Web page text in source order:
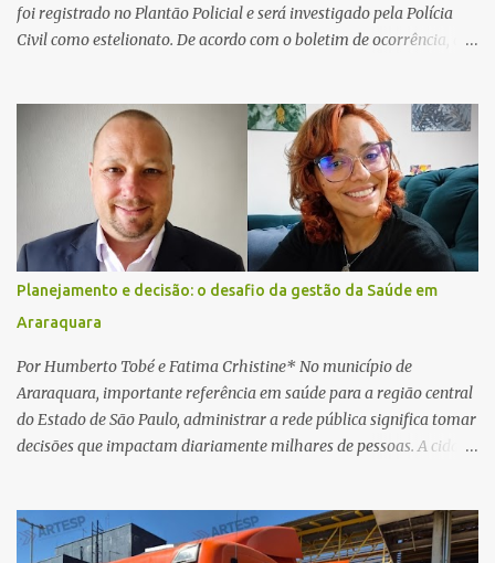
foi registrado no Plantão Policial e será investigado pela Polícia
Civil como estelionato. De acordo com o boletim de ocorrência, a
suspeito alegou que seria necessário atualizar o cadastro da conta
e passou a orientar a vítima sobre os procedimentos que deveriam
ser realizados. Dias depois, o golpista enviou um documento em
PDF simulando uma comunicação oficial da instituição financeira.
Na sequência, entrou em contato por telefone e encaminhou um
link, orientando a vítima a acessá-lo pelo computador para
concluir a suposta atualização cadastral. Após realizar o
procedimento, a conta bancária ficou bloqueada por algumas
horas. Sem conseguir acessar o sistema, a vítima tentou
novamente contato com o suposto gerente, mas não obteve
resposta. Na segunda-fe...
Planejamento e decisão: o desafio da gestão da Saúde em
Araraquara
Por Humberto Tobé e Fatima Crhistine* No município de
Araraquara, importante referência em saúde para a região central
do Estado de São Paulo, administrar a rede pública significa tomar
decisões que impactam diariamente milhares de pessoas. A cidade
município, mas também de diversas cidades do entorno,
ampliando significativamente a responsabilidade da gestão sobre